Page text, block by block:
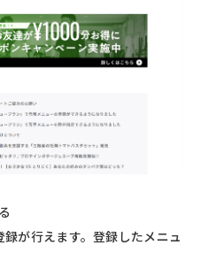
が行えます。登録したメニュ